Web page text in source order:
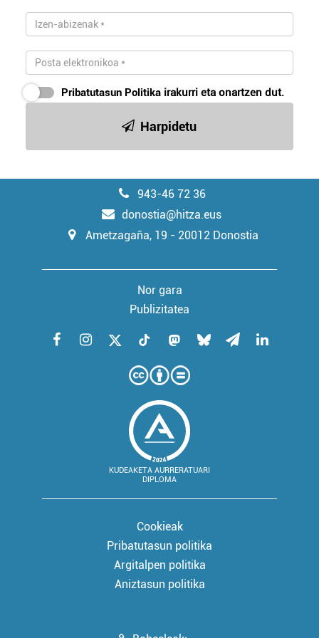
Pribatutasun Politika irakurri eta onartzen dut.
Harpidetu
943-46 72 36
donostia@hitza.eus
Ametzagaña, 19 - 20012 Donostia
Nor gara
Publizitatea
KUDEAKETA AURRERATUARI
DIPLOMA
Cookieak
Pribatutasun politika
Argitalpen politika
Aniztasun politika